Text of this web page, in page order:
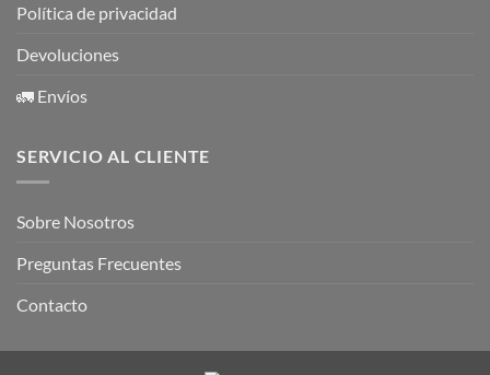
Política de privacidad
Devoluciones
🚛 Envíos
SERVICIO AL CLIENTE
Sobre Nosotros
Preguntas Frecuentes
Contacto